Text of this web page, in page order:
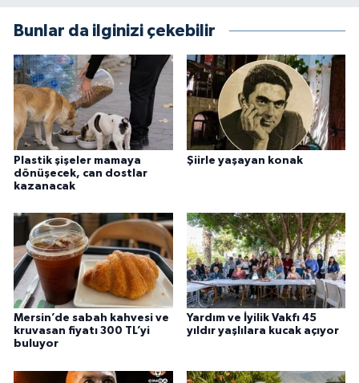
Bunlar da ilginizi çekebilir
Plastik şişeler mamaya
dönüşecek, can dostlar
kazanacak
Şiirle yaşayan konak
Mersin’de sabah kahvesi ve
kruvasan fiyatı 300 TL’yi
buluyor
Yardım ve İyilik Vakfı 45
yıldır yaşlılara kucak açıyor